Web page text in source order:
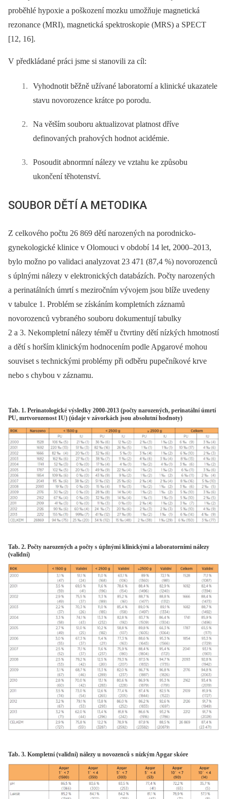
proběhlé hypoxie a poškození mozku umožňuje magnetická
rezonance (MRI), magnetická spektroskopie (MRS) a SPECT
[12, 16].
V předkládané práci jsme si stanovili za cíl:
Vyhodnotit běžně užívané laboratorní a klinické ukazatele
stavu novorozence krátce po porodu.
Na větším souboru aktualizovat platnost dříve
definovaných prahových hodnot acidémie.
Posoudit abnormní nálezy ve vztahu ke způsobu
ukončení těhotenství.
SOUBOR DĚTÍ A METODIKA
Z celkového počtu 26 869 dětí narozených na porodnicko-
gynekologické klinice v Olomouci v období 14 let, 2000–2013,
bylo možno po validaci analyzovat 23 471 (87,4 %) novorozenců
s úplnými nálezy v elektronických databázích. Počty narozených
a perinatálních úmrtí s meziročním vývojem jsou blíže uvedeny
v tabulce 1. Problém se získáním kompletních záznamů
novorozenců vybraného souboru dokumentují tabulky
2 a 3. Nekompletní nálezy téměř u čtvrtiny dětí nízkých hmotností
a dětí s horším klinickým hodnocením podle Apgarové mohou
souviset s technickými problémy při odběru pupečníkové krve
nebo s chybou v záznamu.
Tab. 1. Perinatologické výsledky 2000-2013 (počty narozených, perinatální úmrtí
PU, mrtvorozenost IU) (údaje v závorkách jsou absolutní hodnoty)
Tab. 2. Počty narozených a počty s úplnými klinickými a laboratorními nálezy
(validní)
Tab. 3. Kompletní (validní) nálezy u novozenců s nízkým Apgar skóre